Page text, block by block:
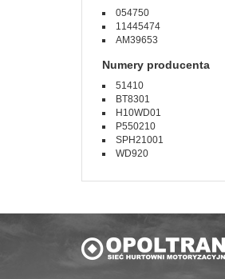
054750
11445474
AM39653
Numery producenta
51410
BT8301
H10WD01
P550210
SPH21001
WD920